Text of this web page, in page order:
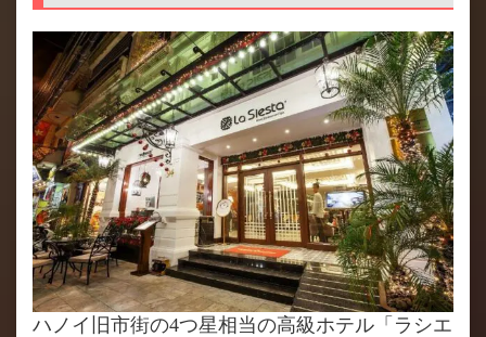
ハノイ旧市街の4つ星相当の高級ホテル「ラシエ